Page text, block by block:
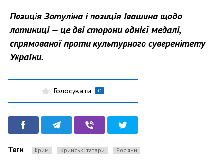
Позиція Затуліна і позиція Івашина щодо
латиниці — це дві сторони однієї медалі,
спрямованої проти культурного суверенітету
України.
Голосувати 0
Теги Крим кримські татари росіяни